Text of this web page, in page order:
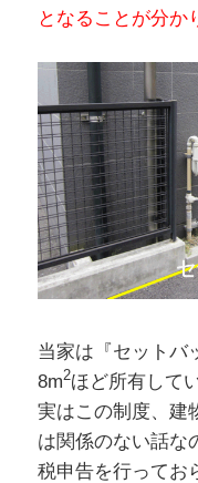
となることが分か
当家は『セットバ
8m2ほど所有して
実はこの制度、建
は関係のない話な
税申告を行ってお